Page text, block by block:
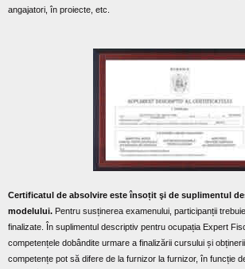
angajatori, în proiecte, etc.
Certificatul de absolvire este însoțit şi de suplimentul
modelului. Pentru susținerea examenului, participanții
finalizate. În suplimentul descriptiv pentru ocupația Expert
competențele dobândite urmare a finalizării cursului și
competențe pot să difere de la furnizor la furnizor, în funcție